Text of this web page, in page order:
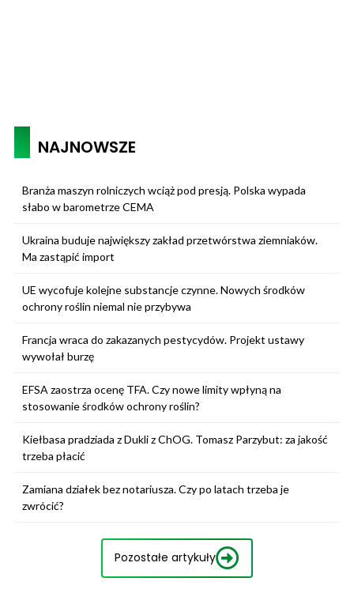
NAJNOWSZE
Branża maszyn rolniczych wciąż pod presją. Polska wypada
słabo w barometrze CEMA
Ukraina buduje największy zakład przetwórstwa ziemniaków.
Ma zastąpić import
UE wycofuje kolejne substancje czynne. Nowych środków
ochrony roślin niemal nie przybywa
Francja wraca do zakazanych pestycydów. Projekt ustawy
wywołał burzę
EFSA zaostrza ocenę TFA. Czy nowe limity wpłyną na
stosowanie środków ochrony roślin?
Kiełbasa pradziada z Dukli z ChOG. Tomasz Parzybut: za jakość
trzeba płacić
Zamiana działek bez notariusza. Czy po latach trzeba je
zwrócić?
Pozostałe artykuły